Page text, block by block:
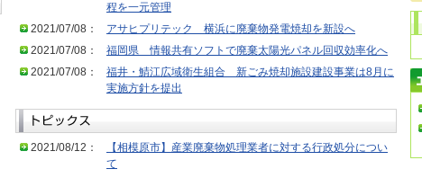
程を一元管理
2021/07/08：
アサヒプリテック 横浜に廃棄物発電焼却を新設へ
2021/07/08：
福岡県 情報共有ソフトで廃棄太陽光パネル回収効率化へ
2021/07/08：
福井・鯖江広域衛生組合 新ごみ焼却施設建設事業は8月に
実施方針を提出
2021/08/12：
【相模原市】産業廃棄物処理業者に対する行政処分につい
て